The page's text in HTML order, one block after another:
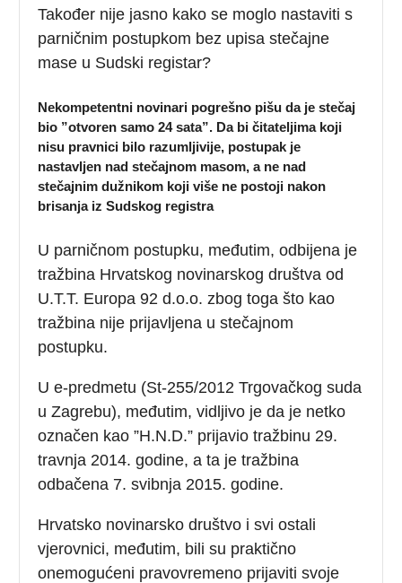
Također nije jasno kako se moglo nastaviti s
parničnim postupkom bez upisa stečajne
mase u Sudski registar?
Nekompetentni novinari pogrešno pišu da je stečaj
bio ”otvoren samo 24 sata”. Da bi čitateljima koji
nisu pravnici bilo razumljivije, postupak je
nastavljen nad stečajnom masom, a ne nad
stečajnim dužnikom koji više ne postoji nakon
brisanja iz Sudskog registra
U parničnom postupku, međutim, odbijena je
tražbina Hrvatskog novinarskog društva od
U.T.T. Europa 92 d.o.o. zbog toga što kao
tražbina nije prijavljena u stečajnom
postupku.
U e-predmetu (St-255/2012 Trgovačkog suda
u Zagrebu), međutim, vidljivo je da je netko
označen kao ”H.N.D.” prijavio tražbinu 29.
travnja 2014. godine, a ta je tražbina
odbačena 7. svibnja 2015. godine.
Hrvatsko novinarsko društvo i svi ostali
vjerovnici, međutim, bili su praktično
onemogućeni pravovremeno prijaviti svoje